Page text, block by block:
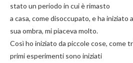
stato un periodo in cui è rimasto
a casa, come disoccupato, e ha iniziato
sua ombra, mi piaceva molto.
Così ho iniziato da piccole cose, come
primi esperimenti sono iniziati